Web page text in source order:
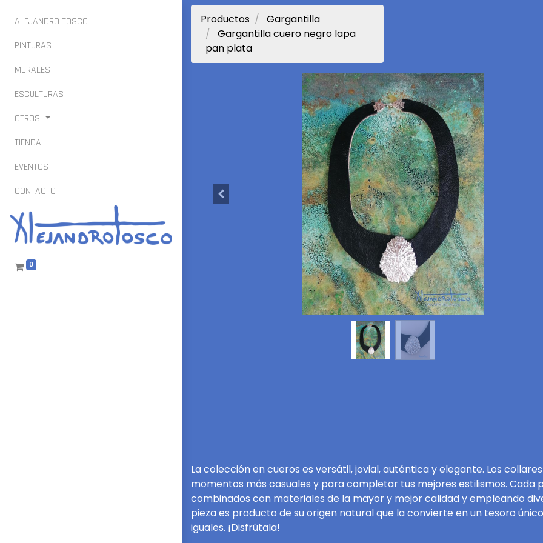
ALEJANDRO TOSCO
PINTURAS
MURALES
ESCULTURAS
OTROS
TIENDA
EVENTOS
CONTACTO
0
Productos
Gargantilla
Gargantilla cuero negro lapa
pan plata
La colección en cueros es versátil, jovial, auténtica y elegante. Los
momentos más casuales y para completar tus mejores estilismos. Cada
combinados con materiales de la mayor y mejor calidad y empleando
pieza es producto de su origen natural que la convierte en un tesoro
iguales. ¡Disfrútala!